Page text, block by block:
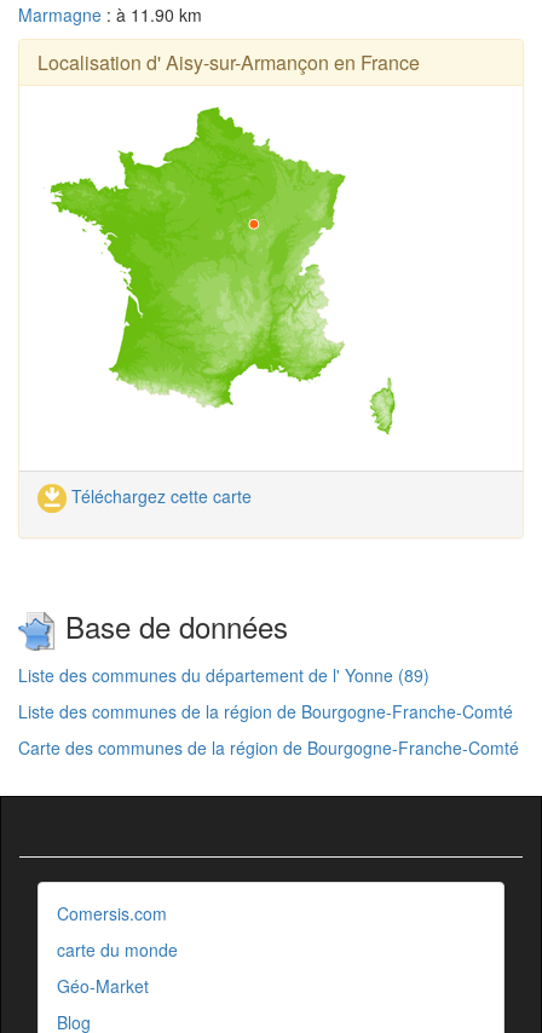
Marmagne : à 11.90 km
Localisation d' Aisy-sur-Armançon en France
Téléchargez cette carte
Base de données
Liste des communes du département de l' Yonne (89)
Liste des communes de la région de Bourgogne-Franche-Comté
Carte des communes de la région de Bourgogne-Franche-Comté
Comersis.com
carte du monde
Géo-Market
Blog